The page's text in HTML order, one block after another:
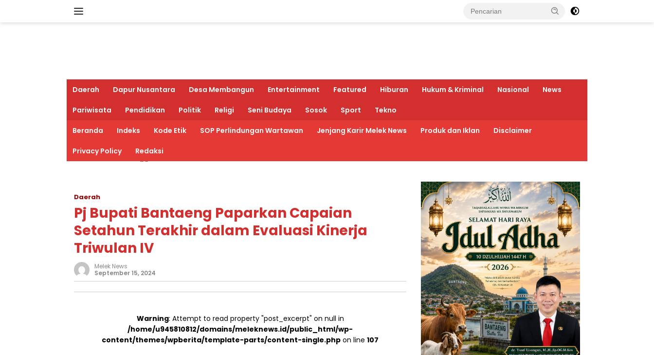
Daerah Dapur Nusantara Desa Membangun Entertainment Featured Hiburan Hukum & Kriminal Nasional News
Pariwisata Pendidikan Politik Religi Seni Budaya Sosok Sport Tekno
Beranda Indeks Kode Etik SOP Perlindungan Wartawan Jenjang Karir Melek News Produk dan Iklan Disclaimer
Privacy Policy Redaksi
Daerah
Pj Bupati Bantaeng Paparkan Capaian
Setahun Terakhir dalam Evaluasi Kinerja
Triwulan IV
Melek News
September 15, 2024
Warning: Attempt to read property "post_excerpt" on null in
/home/u945810812/domains/meleknews.id/public_html/wp-
content/themes/wpberita/template-parts/content-single.php on line107